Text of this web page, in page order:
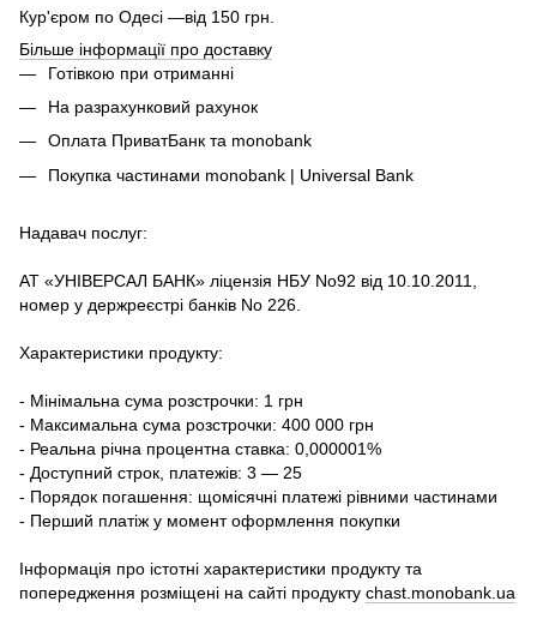
Кур'єром по Одесі —від 150 грн.
Більше інформації про доставку
Готівкою при отриманні
На разрахунковий рахунок
Оплата ПриватБанк та monobank
Покупка частинами monobank | Universal Bank
Надавач послуг:
АТ «УНІВЕРСАЛ БАНК» ліцензія НБУ No92 від 10.10.2011,
номер у держреєстрі банків No 226.
Характеристики продукту:
- Мінімальна сума розстрочки: 1 грн
- Максимальна сума розстрочки: 400 000 грн
- Реальна річна процентна ставка: 0,000001%
- Доступний строк, платежів: 3 — 25
- Порядок погашення: щомісячні платежі рівними частинами
- Перший платіж у момент оформлення покупки
Інформація про істотні характеристики продукту та
попередження розміщені на сайті продукту chast.monobank.ua